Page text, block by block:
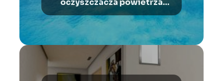
oczyszczacza powietrza
Webber?